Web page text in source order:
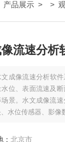
产品展示 > >
流速分析
文成像流速分析软
位、表面流速及
景。水文成像流
水位传感器、影像
：北京市